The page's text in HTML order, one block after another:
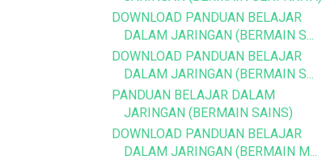
DOWNLOAD PANDUAN BELAJAR
DALAM JARINGAN (BERMAIN S...
DOWNLOAD PANDUAN BELAJAR
DALAM JARINGAN (BERMAIN S...
PANDUAN BELAJAR DALAM
JARINGAN (BERMAIN SAINS)
DOWNLOAD PANDUAN BELAJAR
DALAM JARINGAN (BERMAIN M...